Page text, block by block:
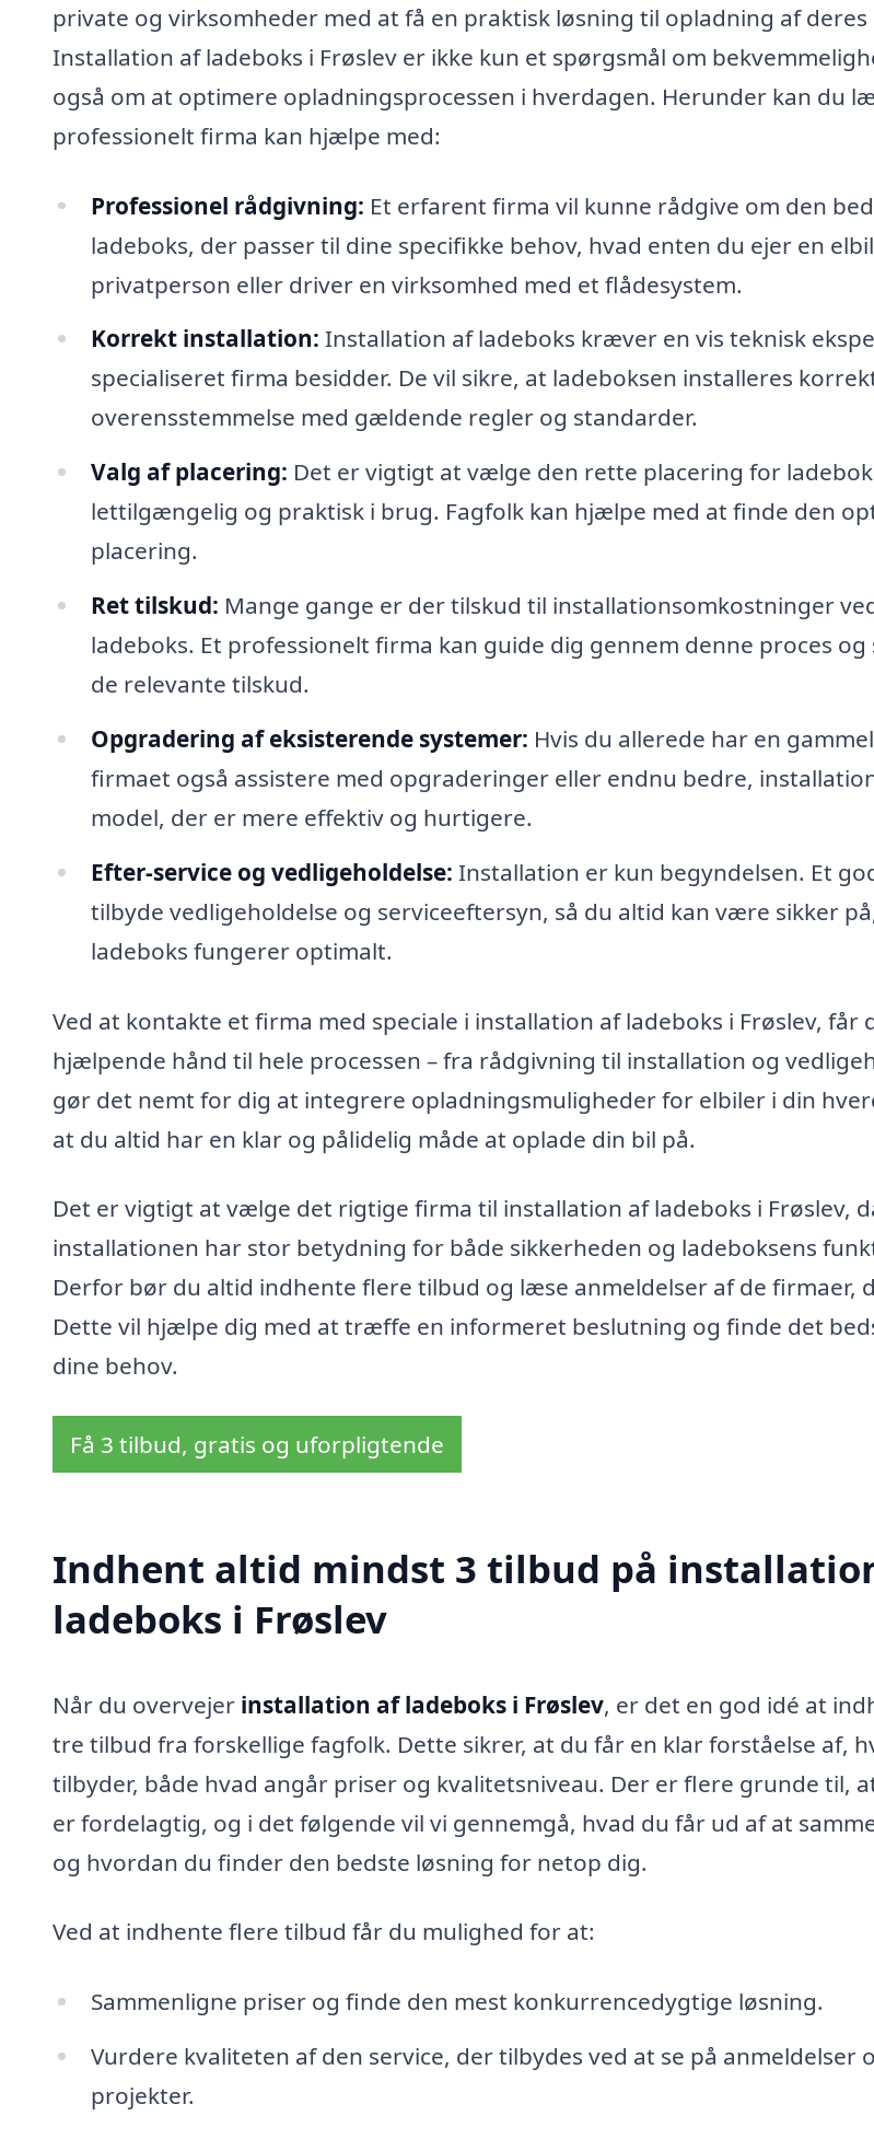
private og virksomheder med at få en praktisk løsning til opladning af deres
Installation af ladeboks i Frøslev er ikke kun et spørgsmål om
også om at optimere opladningsprocessen i hverdagen. Herunder kan du
professionelt firma kan hjælpe med:
Professionel rådgivning: Et erfarent firma vil kunne rådgive om den
ladeboks, der passer til dine specifikke behov, hvad enten du ejer en
privatperson eller driver en virksomhed med et flådesystem.
Korrekt installation: Installation af ladeboks kræver en vis teknisk
specialiseret firma besidder. De vil sikre, at ladeboksen installeres
overensstemmelse med gældende regler og standarder.
Valg af placering: Det er vigtigt at vælge den rette placering for
lettilgængelig og praktisk i brug. Fagfolk kan hjælpe med at finde den
placering.
Ret tilskud: Mange gange er der tilskud til installationsomkostninger
ladeboks. Et professionelt firma kan guide dig gennem denne proces
de relevante tilskud.
Opgradering af eksisterende systemer: Hvis du allerede har en
firmaet også assistere med opgraderinger eller endnu bedre,
model, der er mere effektiv og hurtigere.
Efter-service og vedligeholdelse: Installation er kun begyndelsen. Et
tilbyde vedligeholdelse og serviceeftersyn, så du altid kan være sikker
ladeboks fungerer optimalt.
Ved at kontakte et firma med speciale i installation af ladeboks i Frøslev, får
hjælpende hånd til hele processen – fra rådgivning til installation og
gør det nemt for dig at integrere opladningsmuligheder for elbiler i din
at du altid har en klar og pålidelig måde at oplade din bil på.
Det er vigtigt at vælge det rigtige firma til installation af ladeboks i Frøslev,
installationen har stor betydning for både sikkerheden og ladeboksens
Derfor bør du altid indhente flere tilbud og læse anmeldelser af de firmaer,
Dette vil hjælpe dig med at træffe en informeret beslutning og finde det
dine behov.
Få 3 tilbud, gratis og uforpligtende
Indhent altid mindst 3 tilbud på
ladeboks i Frøslev
Når du overvejer installation af ladeboks i Frøslev, er det en god idé at
tre tilbud fra forskellige fagfolk. Dette sikrer, at du får en klar forståelse af,
tilbyder, både hvad angår priser og kvalitetsniveau. Der er flere grunde til,
er fordelagtig, og i det følgende vil vi gennemgå, hvad du får ud af at
og hvordan du finder den bedste løsning for netop dig.
Ved at indhente flere tilbud får du mulighed for at:
Sammenligne priser og finde den mest konkurrencedygtige løsning.
Vurdere kvaliteten af den service, der tilbydes ved at se på anmeldelser
projekter.